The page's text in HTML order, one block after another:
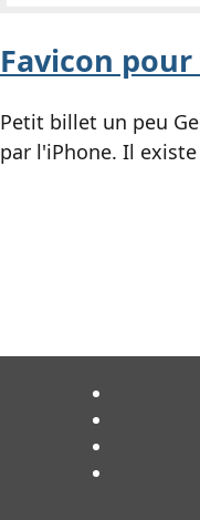
Favicon
Petit billet un peu
par l'iPhone. Il